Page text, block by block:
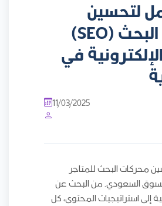
لتحسين
محركات البحث (SEO)
في
11/03/2025
محركات البحث للمتاجر
السوق السعودي. من البحث عن
إلى استراتيجيات المحتوى، كل